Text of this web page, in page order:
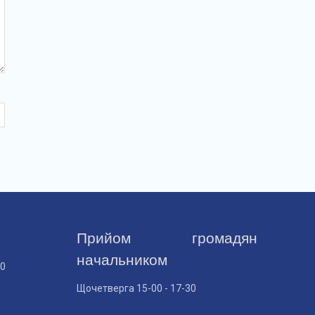
Прийом громадян
начальником
Щочетверга 15-00 - 17-30